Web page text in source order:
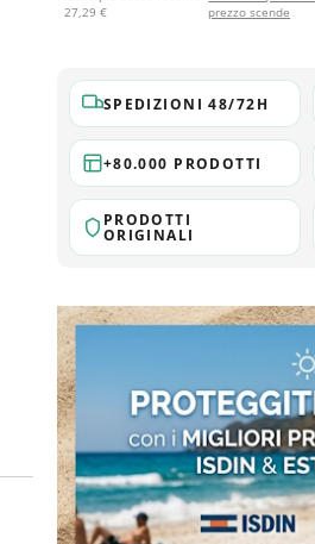
27,29 €
prezzo scende
SPEDIZIONI 48/72H
+80.000 PRODOTTI
PRODOTTI
ORIGINALI